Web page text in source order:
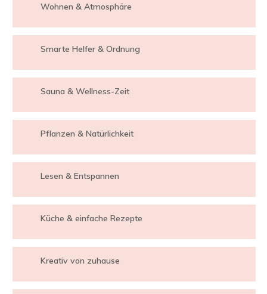
Wohnen & Atmosphäre
Smarte Helfer & Ordnung
Sauna & Wellness-Zeit
Pflanzen & Natürlichkeit
Lesen & Entspannen
Küche & einfache Rezepte
Kreativ von zuhause